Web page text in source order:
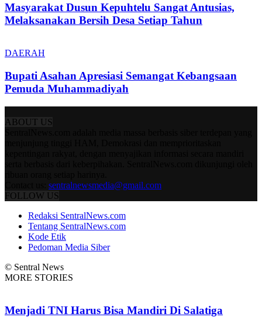
Masyarakat Dusun Kepuhtelu Sangat Antusias,
Melaksanakan Bersih Desa Setiap Tahun
DAERAH
Bupati Asahan Apresiasi Semangat Kebangsaan
Pemuda Muhammadiyah
ABOUT US
sentralnewsmedia@gmail.com
FOLLOW US
Redaksi SentralNews.com
Tentang SentralNews.com
Kode Etik
Pedoman Media Siber
© Sentral News
MORE STORIES
Menjadi TNI Harus Bisa Mandiri Di Salatiga